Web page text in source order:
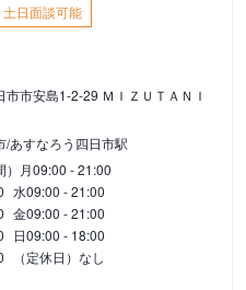
土日面談可能
市市安島1-2-29 ＭＩＺＵＴＡＮＩ
/あすなろう四日市駅
月09:00 - 21:00
水09:00 - 21:00
金09:00 - 21:00
日09:00 - 18:00
（定休日）なし